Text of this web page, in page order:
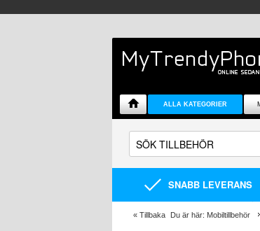
ALLA KATEGORIER
SNABB LEVERANS
« Tillbaka Du är här: Mobiltillbehör